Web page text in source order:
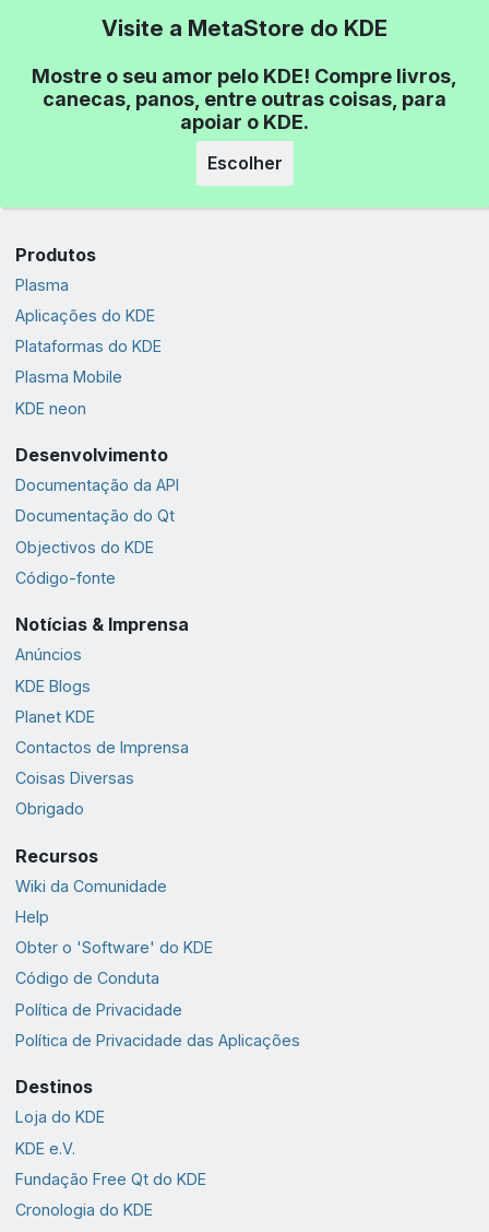
Visite a MetaStore do KDE
Mostre o seu amor pelo KDE! Compre livros,
canecas, panos, entre outras coisas, para
apoiar o KDE.
Escolher
Produtos
Plasma
Aplicações do KDE
Plataformas do KDE
Plasma Mobile
KDE neon
Desenvolvimento
Documentação da API
Documentação do Qt
Objectivos do KDE
Código-fonte
Notícias & Imprensa
Anúncios
KDE Blogs
Planet KDE
Contactos de Imprensa
Coisas Diversas
Obrigado
Recursos
Wiki da Comunidade
Help
Obter o 'Software' do KDE
Código de Conduta
Política de Privacidade
Política de Privacidade das Aplicações
Destinos
Loja do KDE
KDE e.V.
Fundação Free Qt do KDE
Cronologia do KDE